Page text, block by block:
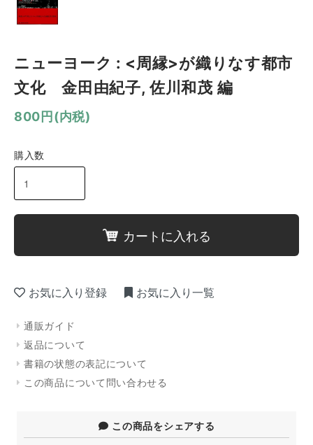
ニューヨーク : <周縁>が織りなす都市
文化 金田由紀子, 佐川和茂 編
800円(内税)
購入数
カートに入れる
お気に入り登録 お気に入り一覧
通販ガイド
返品について
書籍の状態の表記について
この商品について問い合わせる
この商品をシェアする